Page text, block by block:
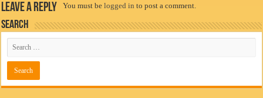
Leave a Reply You must belogged in to post a comment.
Search